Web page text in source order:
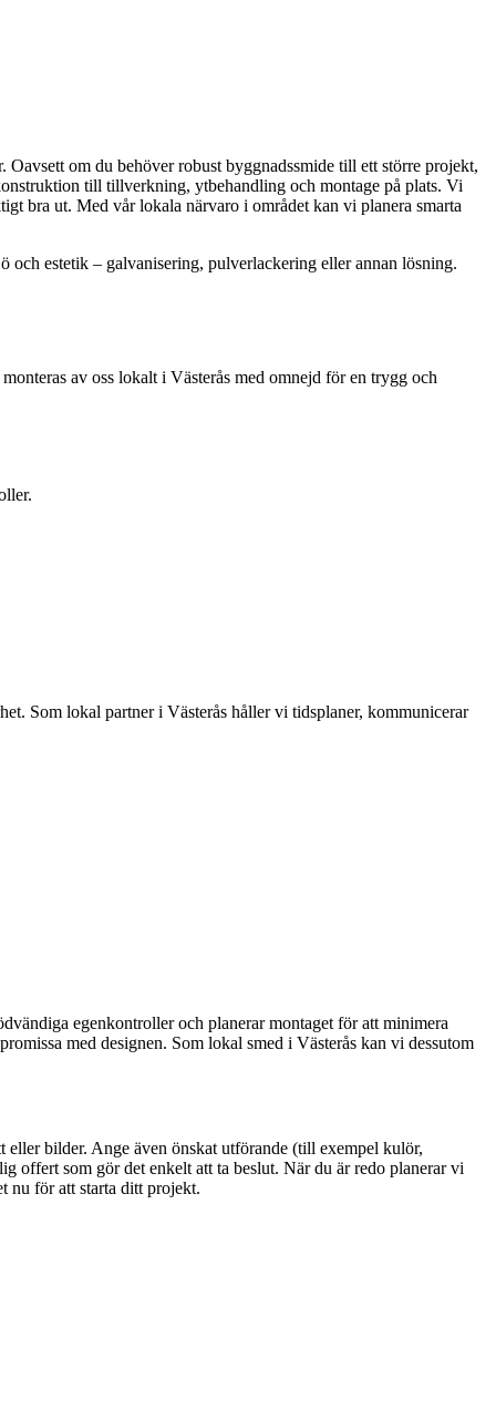
Oavsett om du behöver robust byggnadssmide till ett större projekt,
till tillverkning, ytbehandling och montage på plats. Vi
bra ut. Med vår lokala närvaro i området kan vi planera smarta
estetik – galvanisering, pulverlackering eller annan lösning.
av oss lokalt i Västerås med omnejd för en trygg och
Som lokal partner i Västerås håller vi tidsplaner, kommunicerar
egenkontroller och planerar montaget för att minimera
med designen. Som lokal smed i Västerås kan vi dessutom
bilder. Ange även önskat utförande (till exempel kulör,
offert som gör det enkelt att ta beslut. När du är redo planerar vi
nu för att starta ditt projekt.